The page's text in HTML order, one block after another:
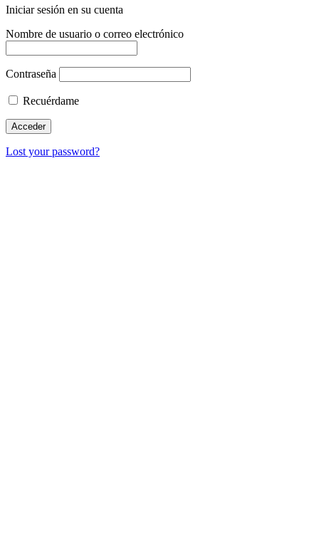
Iniciar sesión en su cuenta
Nombre de usuario o correo electrónico
Contraseña
Recuérdame
Lost your password?